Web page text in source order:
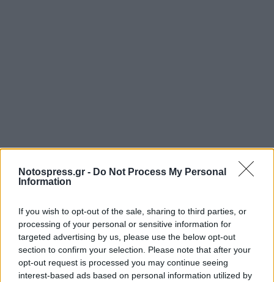
Notospress.gr - Do Not Process My Personal
Information
If you wish to opt-out of the sale, sharing to third parties, or
processing of your personal or sensitive information for
targeted advertising by us, please use the below opt-out
section to confirm your selection. Please note that after your
opt-out request is processed you may continue seeing
interest-based ads based on personal information utilized by